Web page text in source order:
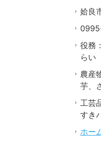
姶良
役務
らい
農産
芋、
工芸
すき
ホー